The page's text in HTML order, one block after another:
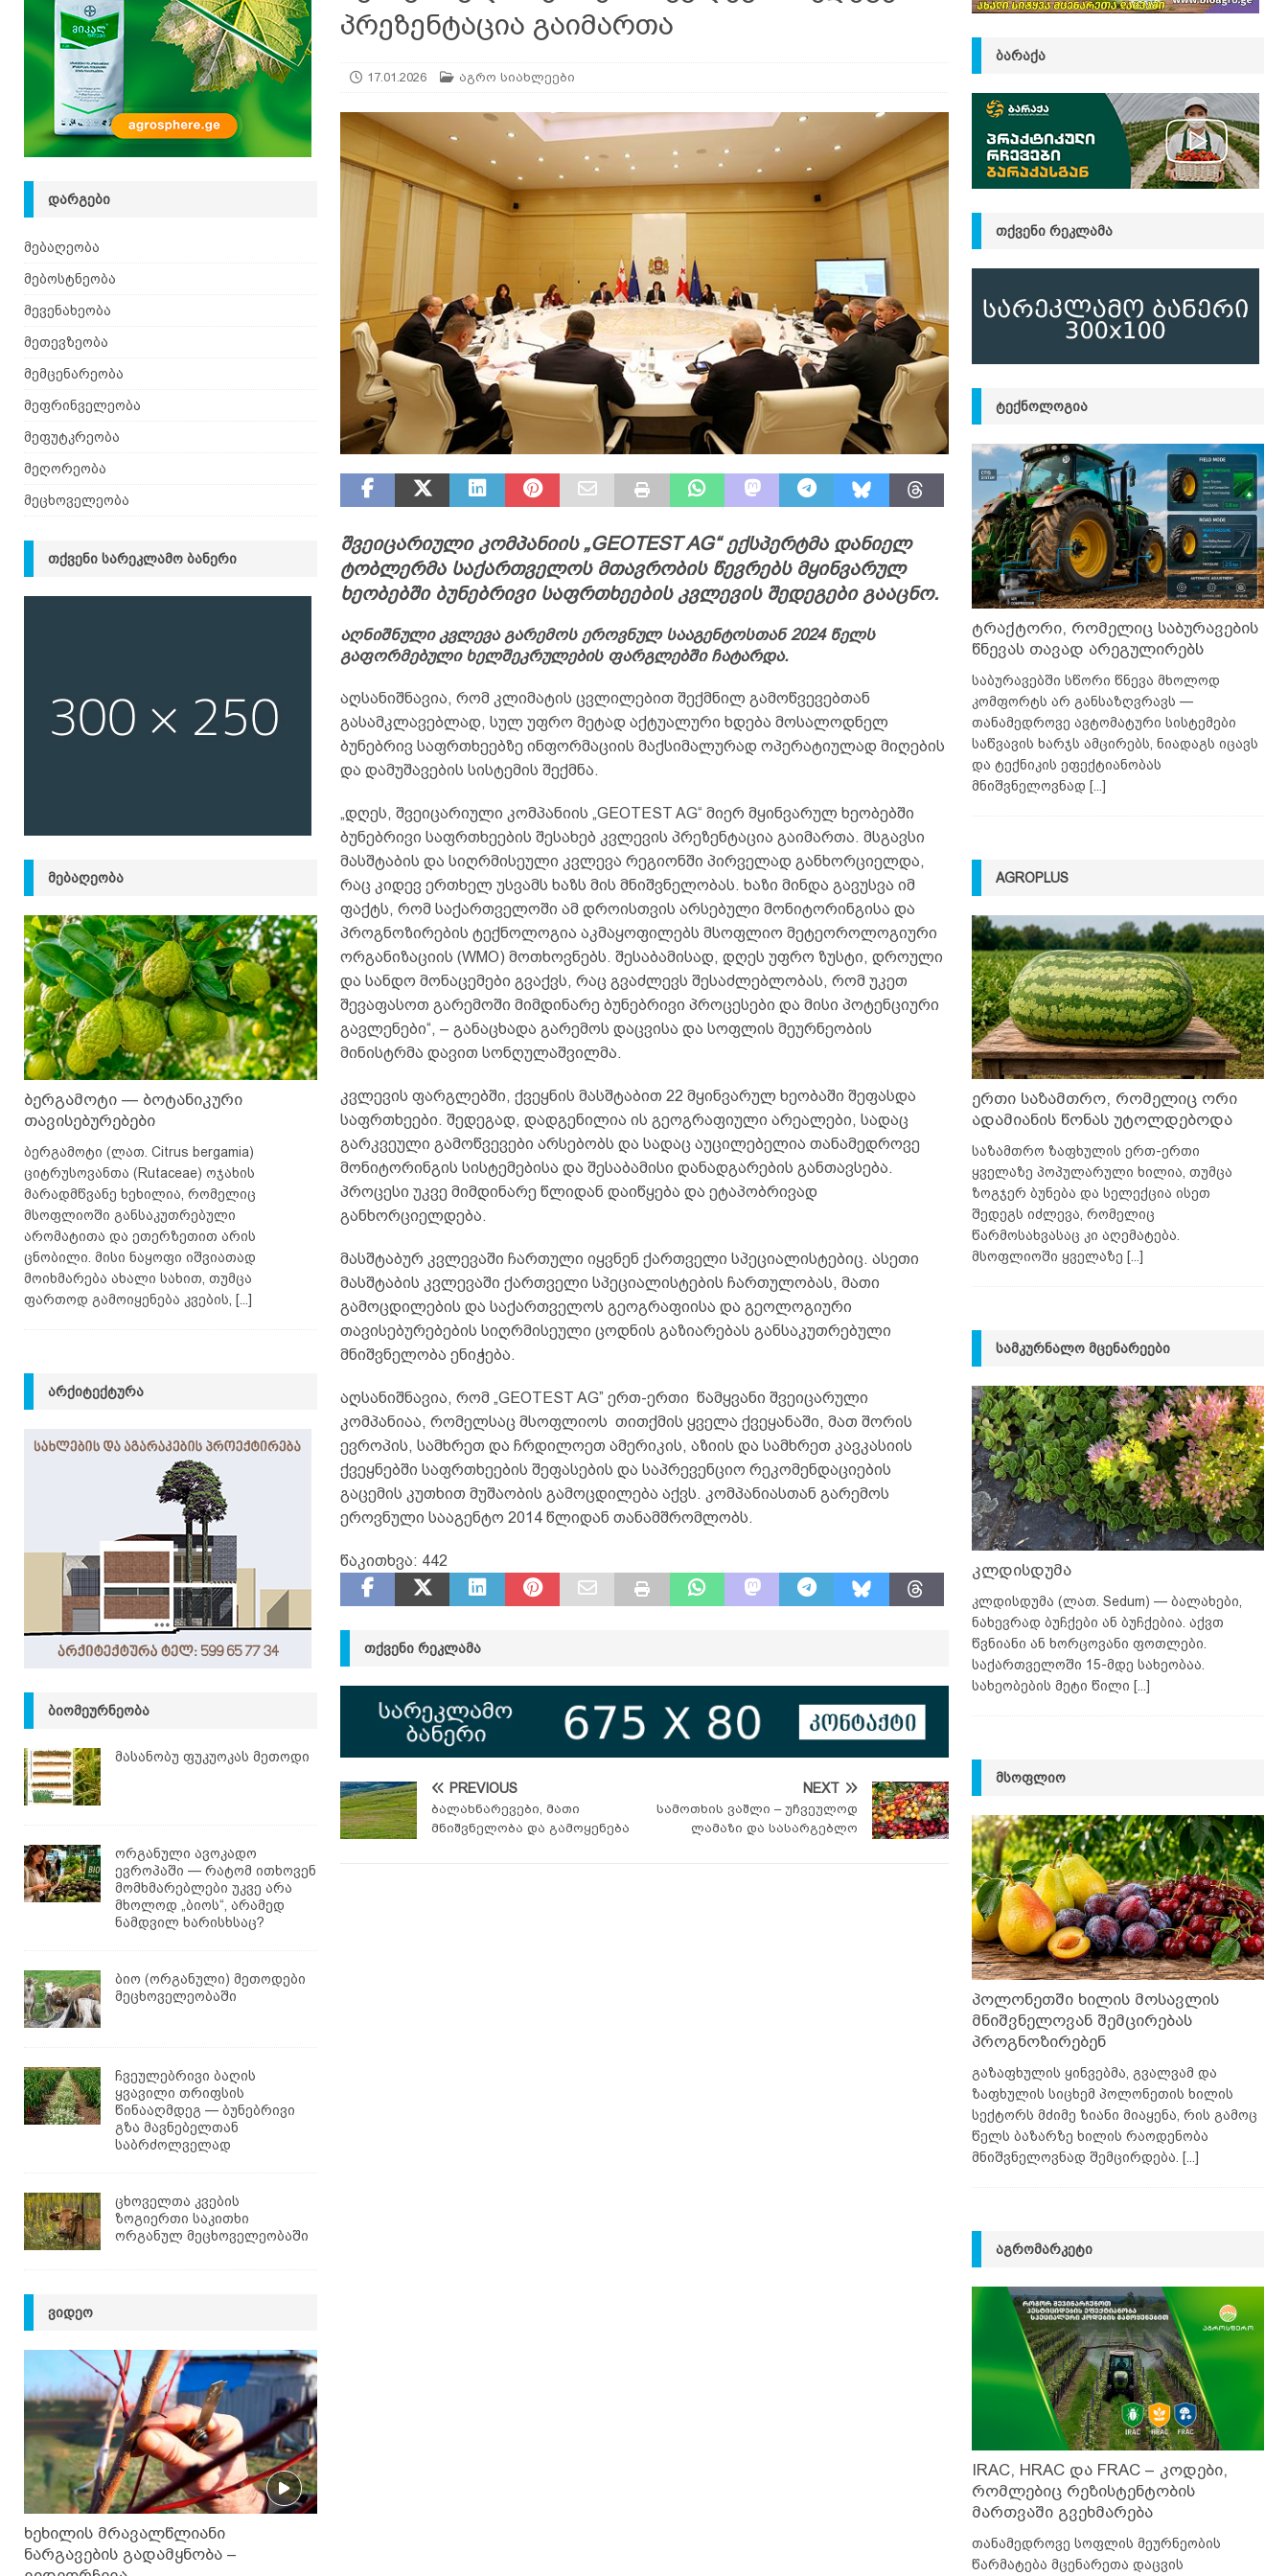
[ 08.08.2026 ] ზაანენური ჯიშის თხა შვეიცარიიდან ᲛᲔᲪᲮᲝᲕᲔᲚᲔᲝᲑᲐ
პრეზენტაცია გაიმართა
17.01.2026 აგრო სიახლეები
შვეიცარიული კომპანიის „GEOTEST AG“ ექსპერტმა დანიელ
ტობლერმა საქართველოს მთავრობის წევრებს მყინვარულ
ხეობებში ბუნებრივი საფრთხეების კვლევის შედეგები გააცნო.
აღნიშნული კვლევა გარემოს ეროვნულ სააგენტოსთან 2024 წელს
გაფორმებული ხელშეკრულების ფარგლებში ჩატარდა.
აღსანიშნავია, რომ კლიმატის ცვლილებით შექმნილ გამოწვევებთან
გასამკლავებლად, სულ უფრო მეტად აქტუალური ხდება მოსალოდნელ
ბუნებრივ საფრთხეებზე ინფორმაციის მაქსიმალურად ოპერატიულად მიღების
და დამუშავების სისტემის შექმნა.
„დღეს, შვეიცარიული კომპანიის „GEOTEST AG“ მიერ მყინვარულ ხეობებში
ბუნებრივი საფრთხეების შესახებ კვლევის პრეზენტაცია გაიმართა. მსგავსი
მასშტაბის და სიღრმისეული კვლევა რეგიონში პირველად განხორციელდა,
რაც კიდევ ერთხელ უსვამს ხაზს მის მნიშვნელობას. ხაზი მინდა გავუსვა იმ
ფაქტს, რომ საქართველოში ამ დროისთვის არსებული მონიტორინგისა და
პროგნოზირების ტექნოლოგია აკმაყოფილებს მსოფლიო მეტეოროლოგიური
ორგანიზაციის (WMO) მოთხოვნებს. შესაბამისად, დღეს უფრო ზუსტი, დროული
და სანდო მონაცემები გვაქვს, რაც გვაძლევს შესაძლებლობას, რომ უკეთ
შევაფასოთ გარემოში მიმდინარე ბუნებრივი პროცესები და მისი პოტენციური
გავლენები“, – განაცხადა გარემოს დაცვისა და სოფლის მეურნეობის
მინისტრმა დავით სონღულაშვილმა.
კვლევის ფარგლებში, ქვეყნის მასშტაბით 22 მყინვარულ ხეობაში შეფასდა
საფრთხეები. შედეგად, დადგენილია ის გეოგრაფიული არეალები, სადაც
გარკვეული გამოწვევები არსებობს და სადაც აუცილებელია თანამედროვე
მონიტორინგის სისტემებისა და შესაბამისი დანადგარების განთავსება.
პროცესი უკვე მიმდინარე წლიდან დაიწყება და ეტაპობრივად
განხორციელდება.
მასშტაბურ კვლევაში ჩართული იყვნენ ქართველი სპეციალისტებიც. ასეთი
მასშტაბის კვლევაში ქართველი სპეციალისტების ჩართულობას, მათი
გამოცდილების და საქართველოს გეოგრაფიისა და გეოლოგიური
თავისებურებების სიღრმისეული ცოდნის გაზიარებას განსაკუთრებული
მნიშვნელობა ენიჭება.
აღსანიშნავია, რომ „GEOTEST AG” ერთ-ერთი წამყვანი შვეიცარული
კომპანიაა, რომელსაც მსოფლიოს თითქმის ყველა ქვეყანაში, მათ შორის
ევროპის, სამხრეთ და ჩრდილოეთ ამერიკის, აზიის და სამხრეთ კავკასიის
ქვეყნებში საფრთხეების შეფასების და საპრევენციო რეკომენდაციების
გაცემის კუთხით მუშაობის გამოცდილება აქვს. კომპანიასთან გარემოს
ეროვნული სააგენტო 2014 წლიდან თანამშრომლობს.
წაკითხვა: 442
ᲗᲥᲕᲔᲜᲘ ᲠᲔᲙᲚᲐᲛᲐ
PREVIOUS
ბალახნარევები, მათი
მნიშვნელობა და გამოყენება
NEXT
სამოთხის ვაშლი – უჩვეულოდ
ლამაზი და სასარგებლო
ᲓᲐᲠᲒᲔᲑᲘ
მებაღეობა
მებოსტნეობა
მევენახეობა
მეთევზეობა
მემცენარეობა
მეფრინველეობა
მეფუტკრეობა
მეღორეობა
მეცხოველეობა
ᲗᲥᲕᲔᲜᲘ ᲡᲐᲠᲔᲙᲚᲐᲛᲝ ᲑᲐᲜᲔᲠᲘ
ᲛᲔᲑᲐᲦᲔᲝᲑᲐ
ბერგამოტი — ბოტანიკური
თავისებურებები
ბერგამოტი (ლათ. Citrus bergamia)
ციტრუსოვანთა (Rutaceae) ოჯახის
მარადმწვანე ხეხილია, რომელიც
მსოფლიოში განსაკუთრებული
არომატითა და ეთერზეთით არის
ცნობილი. მისი ნაყოფი იშვიათად
მოიხმარება ახალი სახით, თუმცა
ფართოდ გამოიყენება კვების,
[...]
ᲐᲠᲥᲘᲢᲔᲥᲢᲣᲠᲐ
ᲑᲘᲝᲛᲔᲣᲠᲜᲔᲝᲑᲐ
მასანობუ ფუკუოკას მეთოდი
ორგანული ავოკადო
ევროპაში — რატომ ითხოვენ
მომხმარებლები უკვე არა
მხოლოდ „ბიოს“, არამედ
ნამდვილ ხარისხსაც?
ბიო (ორგანული) მეთოდები
მეცხოველეობაში
ჩვეულებრივი ბაღის
ყვავილი თრიფსის
წინააღმდეგ — ბუნებრივი
გზა მავნებელთან
საბრძოლველად
ცხოველთა კვების
ზოგიერთი საკითხი
ორგანულ მეცხოველეობაში
ᲕᲘᲓᲔᲝ
ხეხილის მრავალწლიანი
ნარგავების გადამყნობა –
ᲑᲐᲠᲐᲥᲐ
ᲗᲥᲕᲔᲜᲘ ᲠᲔᲙᲚᲐᲛᲐ
ᲢᲔᲥᲜᲝᲚᲝᲒᲘᲐ
ტრაქტორი, რომელიც საბურავების
წნევას თავად არეგულირებს
საბურავებში სწორი წნევა მხოლოდ
კომფორტს არ განსაზღვრავს —
თანამედროვე ავტომატური სისტემები
საწვავის ხარჯს ამცირებს, ნიადაგს იცავს
და ტექნიკის ეფექტიანობას
მნიშვნელოვნად [...]
AGROPLUS
ერთი საზამთრო, რომელიც ორი
ადამიანის წონას უტოლდებოდა
საზამთრო ზაფხულის ერთ-ერთი
ყველაზე პოპულარული ხილია, თუმცა
ზოგჯერ ბუნება და სელექცია ისეთ
შედეგს იძლევა, რომელიც
წარმოსახვასაც კი აღემატება.
მსოფლიოში ყველაზე [...]
ᲡᲐᲛᲙᲣᲠᲜᲐᲚᲝ ᲛᲪᲔᲜᲐᲠᲔᲔᲑᲘ
კლდისდუმა
კლდისდუმა (ლათ. Sedum) — ბალახები,
ნახევრად ბუჩქები ან ბუჩქებია. აქვთ
წვნიანი ან ხორცოვანი ფოთლები.
საქართველოში 15-მდე სახეობაა.
სახეობების მეტი წილი [...]
ᲛᲡᲝᲤᲚᲘᲝ
პოლონეთში ხილის მოსავლის
მნიშვნელოვან შემცირებას
პროგნოზირებენ
გაზაფხულის ყინვებმა, გვალვამ და
ზაფხულის სიცხემ პოლონეთის ხილის
სექტორს მძიმე ზიანი მიაყენა, რის გამოც
წელს ბაზარზე ხილის რაოდენობა
მნიშვნელოვნად შემცირდება. [...]
ᲐᲒᲠᲝᲛᲐᲠᲙᲔᲢᲘ
IRAC, HRAC და FRAC – კოდები,
რომლებიც რეზისტენტობის
მართვაში გვეხმარება
თანამედროვე სოფლის მეურნეობის
წარმატება მცენარეთა დაცვის